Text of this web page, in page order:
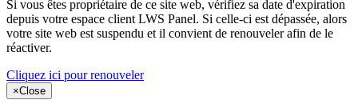
Si vous êtes propriétaire de ce site web, vérifiez sa date d'expiration
depuis votre espace client LWS Panel. Si celle-ci est dépassée, alors
votre site web est suspendu et il convient de renouveler afin de le
réactiver.
Cliquez ici pour renouveler
×Close